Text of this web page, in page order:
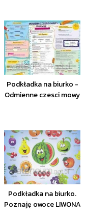
Podkładka na biurko -
Odmienne czesci mowy
Podkładka na biurko.
Poznaję owoce LIWONA